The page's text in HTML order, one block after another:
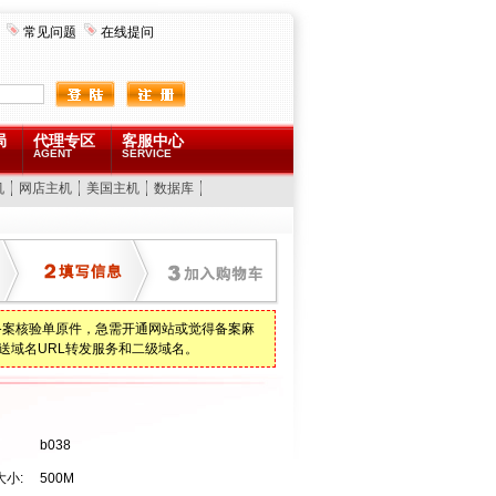
常见问题 在线提问
代理专区
AGENT
客服中心
SERVICE
网店主机 美国主机 数据库
核验单原件，急需开通网站或觉得备案麻
域名URL转发服务和二级域名。
b038
小: 500M